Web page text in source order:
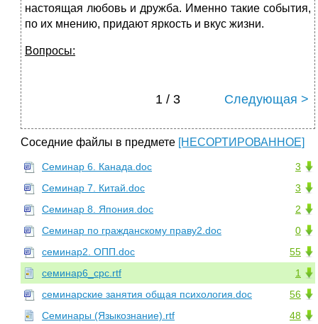
настоящая любовь и дружба. Именно такие события,
по их мнению, придают яркость и вкус жизни.
Вопросы:
1 / 3 Следующая >
Соседние файлы в предмете [НЕСОРТИРОВАННОЕ]
3
Семинар 6. Канада.doc
3
Семинар 7. Китай.doc
2
Семинар 8. Япония.doc
0
Семинар по гражданскому праву2.doc
55
семинар2. ОПП.doc
1
семинар6_срс.rtf
56
семинарские занятия общая психология.doc
48
Семинары (Языкознание).rtf